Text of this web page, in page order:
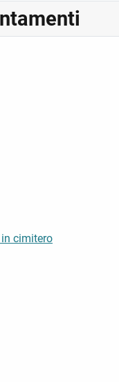
cimitero